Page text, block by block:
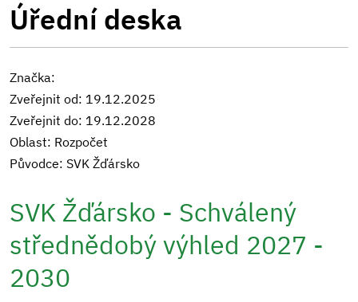
Úřední deska
Značka:
Zveřejnit od: 19.12.2025
Zveřejnit do: 19.12.2028
Oblast: Rozpočet
Původce: SVK Žďársko
SVK Žďársko - Schválený
střednědobý výhled 2027 -
2030